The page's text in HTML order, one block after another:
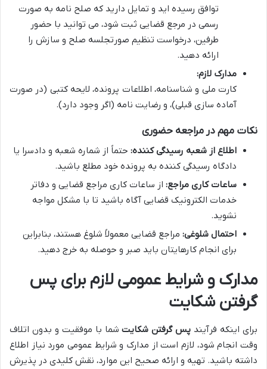
توافق رسیده اید و تمایل دارید که صلح نامه به صورت
رسمی در مرجع قضایی ثبت شود، می توانید با حضور
طرفین، درخواست تنظیم صورتجلسه صلح و سازش را
ارائه دهید.
مدارک لازم:
کارت ملی و شناسنامه، اطلاعات پرونده، لایحه کتبی (در صورت
آماده سازی قبلی)، و رضایت نامه (اگر وجود دارد).
نکات مهم در مراجعه حضوری
اطلاع از شعبه رسیدگی کننده: حتماً از شماره شعبه و دادسرا یا
دادگاه رسیدگی کننده به پرونده خود مطلع باشید.
ساعات کاری مراجع: از ساعات کاری مراجع قضایی و دفاتر
خدمات الکترونیک قضایی آگاه باشید تا با مشکل مواجه
نشوید.
احتمال شلوغی: مراجع قضایی معمولاً شلوغ هستند، بنابراین
برای انجام کارهایتان باید صبر و حوصله به خرج دهید.
مدارک و شرایط عمومی لازم برای پس
گرفتن شکایت
برای اینکه فرآیند پس گرفتن شکایتشما با موفقیت و بدون اتلاف
وقت انجام شود، لازم است از مدارک و شرایط عمومی مورد نیاز اطلاع
داشته باشید. تهیه و ارائه صحیح این موارد، نقش کلیدی در پذیرش